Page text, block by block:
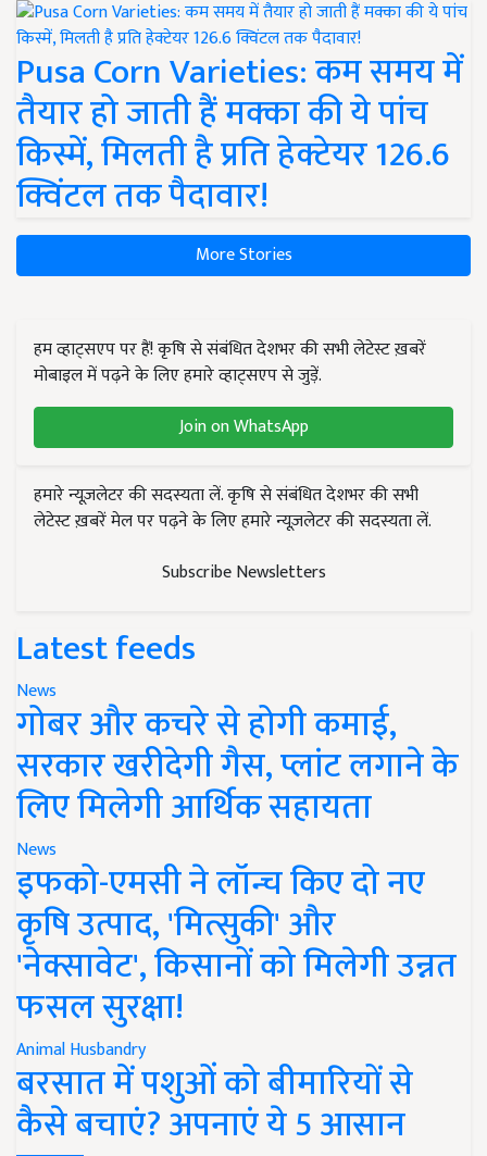
Pusa Corn Varieties: कम समय में
तैयार हो जाती हैं मक्का की ये पांच
किस्में, मिलती है प्रति हेक्टेयर 126.6
क्विंटल तक पैदावार!
More Stories
हम व्हाट्सएप पर हैं! कृषि से संबंधित देशभर की सभी लेटेस्ट ख़बरें
मोबाइल में पढ़ने के लिए हमारे व्हाट्सएप से जुड़ें.
Join on WhatsApp
हमारे न्यूज़लेटर की सदस्यता लें. कृषि से संबंधित देशभर की सभी
लेटेस्ट ख़बरें मेल पर पढ़ने के लिए हमारे न्यूज़लेटर की सदस्यता लें.
Subscribe Newsletters
Latest feeds
News
गोबर और कचरे से होगी कमाई,
सरकार खरीदेगी गैस, प्लांट लगाने के
लिए मिलेगी आर्थिक सहायता
News
इफको-एमसी ने लॉन्च किए दो नए
कृषि उत्पाद, 'मित्सुकी' और
'नेक्सावेट', किसानों को मिलेगी उन्नत
फसल सुरक्षा!
Animal Husbandry
बरसात में पशुओं को बीमारियों से
कैसे बचाएं? अपनाएं ये 5 आसान